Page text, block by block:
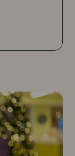
– to verdener